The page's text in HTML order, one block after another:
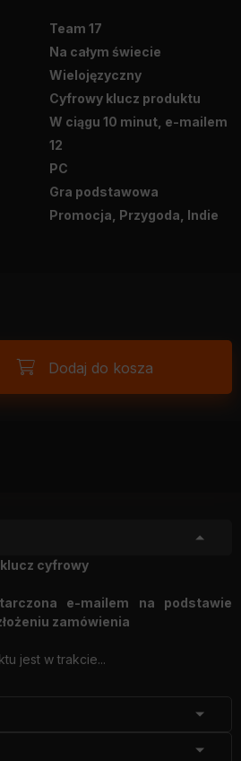
Team 17
Na całym świecie
Wielojęzyczny
Cyfrowy klucz produktu
W ciągu 10 minut, e-mailem
12
PC
Gra podstawowa
Promocja, Przygoda, Indie
Dodaj do kosza
cyfrowy
e-mailem na podstawie
zamówienia
jest w trakcie...